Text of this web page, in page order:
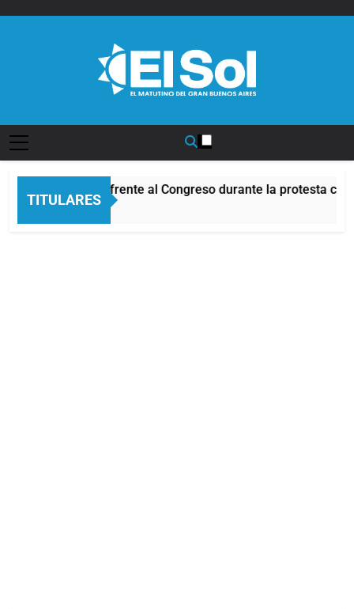
TITULARES
Incidentes frente al Congreso durante la protesta
4 Horas Atrás